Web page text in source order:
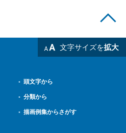
文字サイズを拡大
頭文字から
分類から
描画例集からさがす